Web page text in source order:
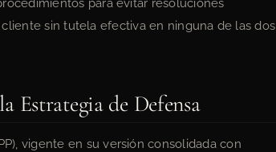
para evitar resoluciones
sin tutela efectiva en ninguna de las dos
Estrategia de Defensa
vigente en su versión consolidada con